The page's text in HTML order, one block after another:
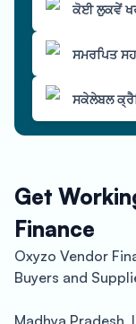
ਕੋਈ ਲੁਕਵੇਂ
ਸਮਰਪਿਤ
ਸਕੇਲੇਬਲ
Get
Finance
Oxyzo Vendor
Buyers and
Madhya Pradesh,